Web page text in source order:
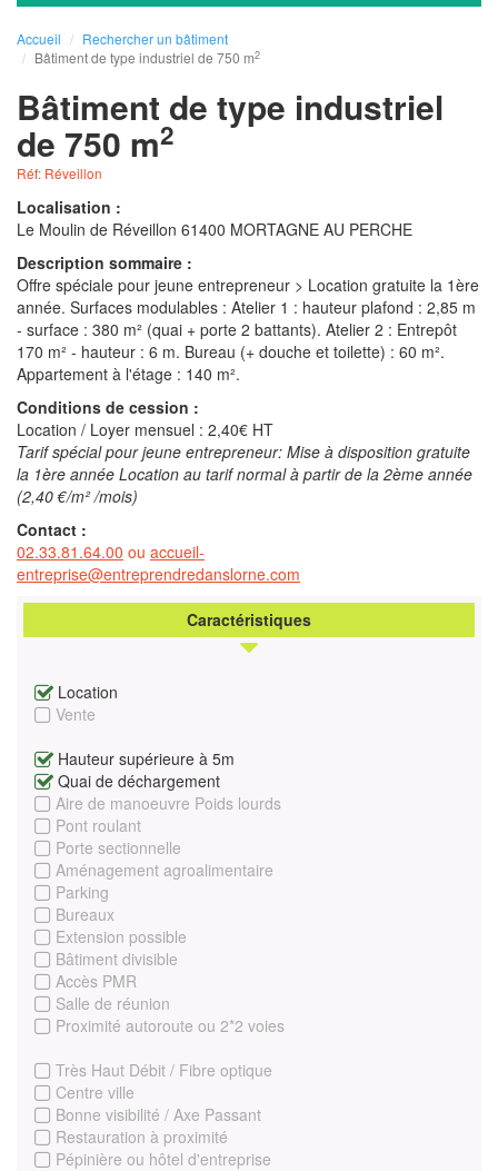
Accueil
Rechercher un bâtiment
Bâtiment de type industriel de 750 m2
Bâtiment de type industriel
de 750 m2
Réf: Réveillon
Localisation :
Le Moulin de Réveillon 61400 MORTAGNE AU PERCHE
Description sommaire :
Offre spéciale pour jeune entrepreneur > Location gratuite la 1ère
année. Surfaces modulables : Atelier 1 : hauteur plafond : 2,85 m
- surface : 380 m² (quai + porte 2 battants). Atelier 2 : Entrepôt
170 m² - hauteur : 6 m. Bureau (+ douche et toilette) : 60 m².
Appartement à l'étage : 140 m².
Conditions de cession :
Location / Loyer mensuel : 2,40€ HT
Tarif spécial pour jeune entrepreneur: Mise à disposition gratuite
la 1ère année Location au tarif normal à partir de la 2ème année
(2,40 €/m² /mois)
Contact :
02.33.81.64.00 ou accueil-
entreprise@entreprendredanslorne.com
Caractéristiques
Location
Vente
Hauteur supérieure à 5m
Quai de déchargement
Aire de manoeuvre Poids lourds
Pont roulant
Porte sectionnelle
Aménagement agroalimentaire
Parking
Bureaux
Extension possible
Bâtiment divisible
Accès PMR
Salle de réunion
Proximité autoroute ou 2*2 voies
Très Haut Débit / Fibre optique
Centre ville
Bonne visibilité / Axe Passant
Restauration à proximité
Pépinière ou hôtel d'entreprise